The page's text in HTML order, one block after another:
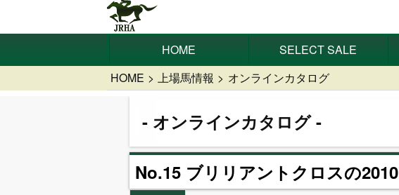
HOME SELECT SALE
HOME 上場馬情報 オンラインカタログ
オンラインカタログ
No.15 ブリリアントクロスの2010